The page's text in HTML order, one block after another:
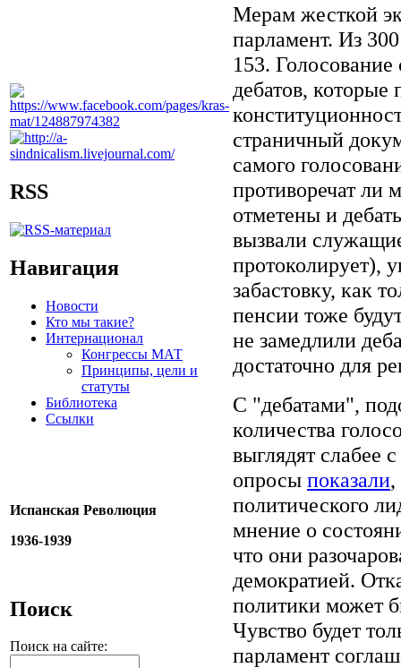
RSS
Навигация
Новости
Кто мы такие?
Интернационал
Конгрессы МАТ
Принципы, цели и
статуты
Библиотека
Ссылки
Испанская Революция
1936-1939
Поиск
Поиск на сайте:
Мерам жесткой
парламент. Из
153. Голосование
дебатов, которые
страничный
самого
противоречат ли
отметены и
вызвали
протоколирует),
забастовку, как
пенсии тоже
не замедлили
достаточно для
С "дебатами",
количества
выглядят
опросы показали,
политического
мнение о
что они
демократией.
политики может
Чувство будет
парламент